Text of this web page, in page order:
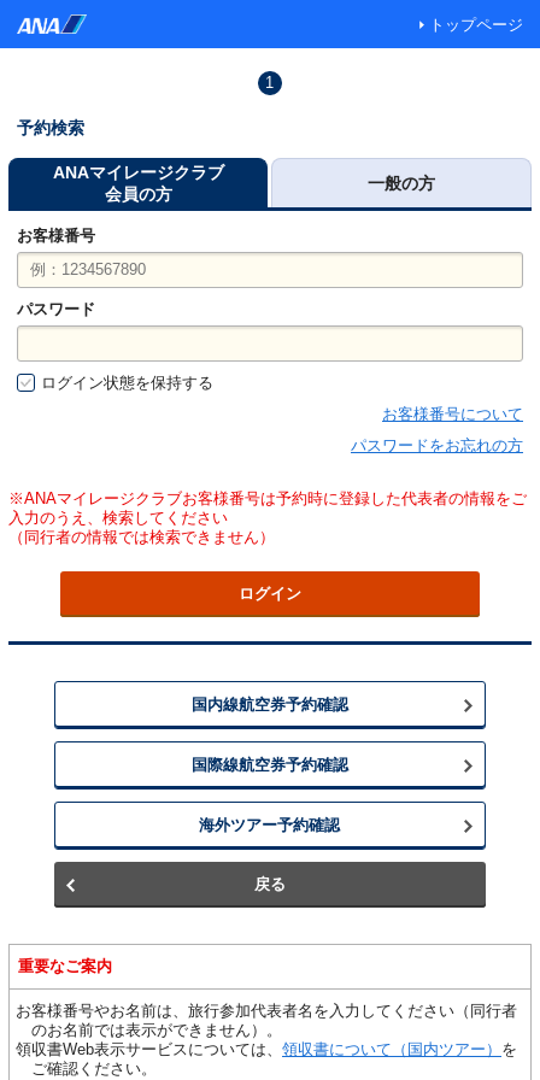
トップページ
1
予約検索
ANAマイレージクラブ
会員の方
一般の方
お客様番号
パスワード
ログイン状態を保持する
お客様番号について
パスワードをお忘れの方
※ANAマイレージクラブお客様番号は予約時に登録した代表者の情報をご
入力のうえ、検索してください
（同行者の情報では検索できません）
重要なご案内
お客様番号やお名前は、旅行参加代表者名を入力してください（同行者
のお名前では表示ができません）。
領収書Web表示サービスについては、 領収書について（国内ツアー） を
ご確認ください。